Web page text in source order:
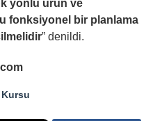
yönlü ürün ve
fonksiyonel bir planlama
” denildi.